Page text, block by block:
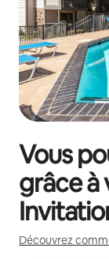
Vous
grâce à
Découvrez